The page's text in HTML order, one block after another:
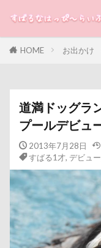
キャバリアミー
キャバリアミー
ウチの子グッズ
エルくん
イーノの森
インターペット
イングランド代
イルカ
イ
HOME お出かけ
道満ドッグラ
プールデビュ
2013年7月28日
すばる1才, デビュー
カテゴリー
タグ
100円ショップ
出羽公園
冷感ジェルマッ
写真加工
八街市
八